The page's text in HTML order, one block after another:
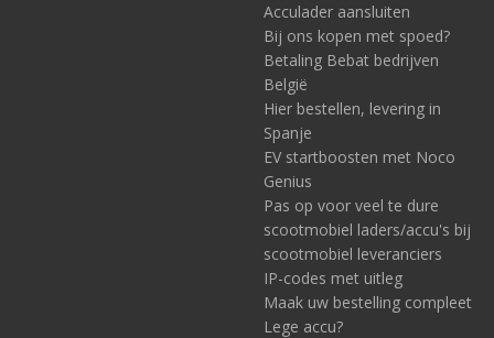
Acculader aansluiten
Bij ons kopen met spoed?
Betaling Bebat bedrijven
België
Hier bestellen, levering in
Spanje
EV startboosten met Noco
Genius
Pas op voor veel te dure
scootmobiel laders/accu's bij
scootmobiel leveranciers
IP-codes met uitleg
Maak uw bestelling compleet
Lege accu?